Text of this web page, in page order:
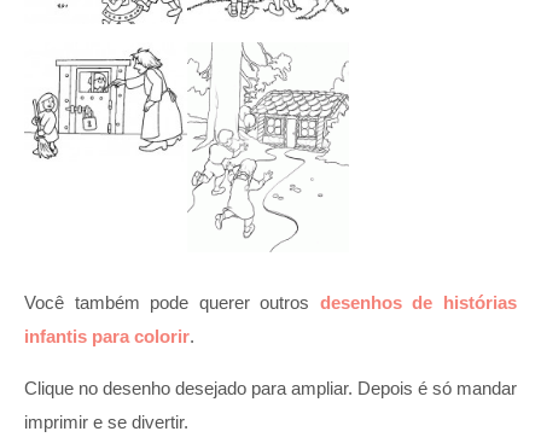
Você também pode querer outros desenhos de histórias
infantis para colorir.
Clique no desenho desejado para ampliar. Depois é só mandar
imprimir e se divertir.